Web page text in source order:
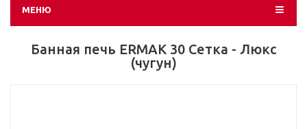
МЕНЮ
Банная печь ЕRМАК 30 Сетка - Люкс
(чугун)